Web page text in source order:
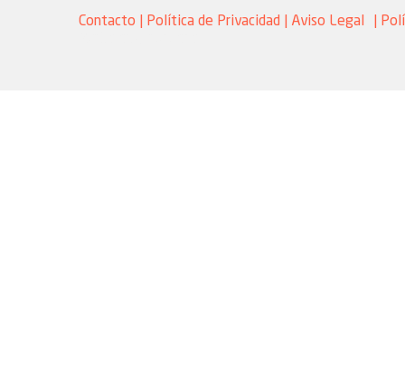
Contacto | Política de Privacidad | Aviso Legal |